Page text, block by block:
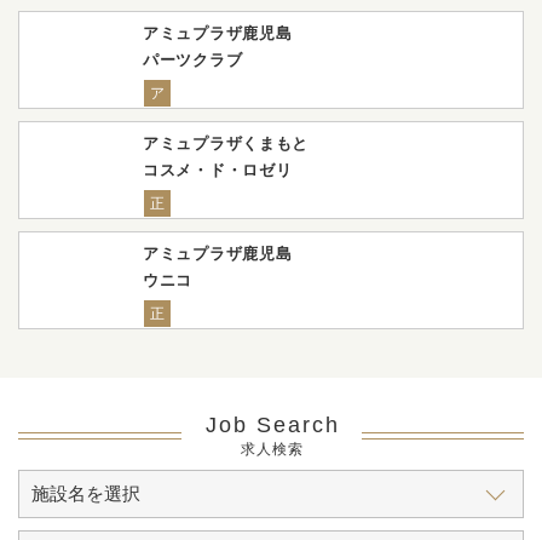
アミュプラザ鹿児島
パーツクラブ
ア
アミュプラザくまもと
コスメ・ド・ロゼリ
正
アミュプラザ鹿児島
ウニコ
正
Job Search
求人検索